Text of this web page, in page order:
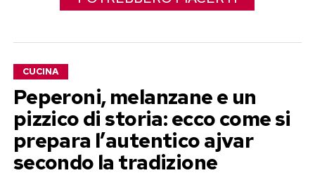
CUCINA
Peperoni, melanzane e un
pizzico di storia: ecco come si
prepara l’autentico ajvar
secondo la tradizione